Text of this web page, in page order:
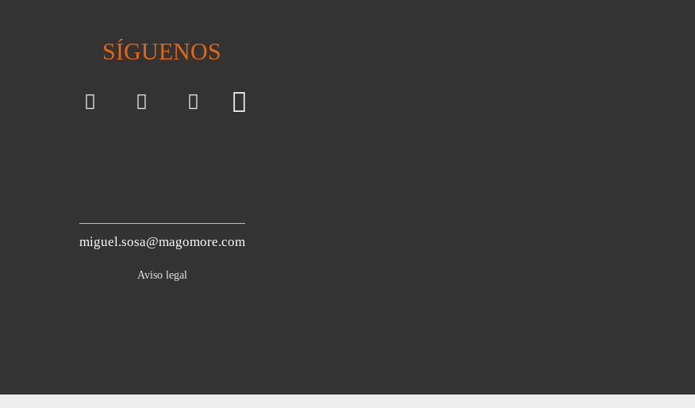
SÍGUENOS
miguel.sosa@magomore.com
Aviso legal